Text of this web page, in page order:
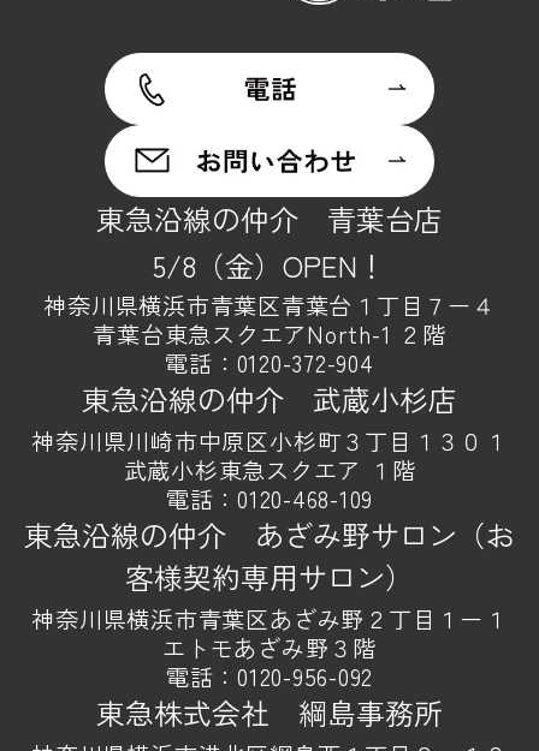
東急沿線の仲介 青葉台店
5/8（金）OPEN！
神奈川県横浜市青葉区青葉台１丁目７ー４
青葉台東急スクエアNorth-1 ２階
電話： 0120-372-904
東急沿線の仲介 武蔵小杉店
神奈川県川崎市中原区小杉町３丁目１３０１
武蔵小杉東急スクエア １階
電話：0120-468-109
東急沿線の仲介 あざみ野サロン（お
客様契約専用サロン）
神奈川県横浜市青葉区あざみ野２丁目１ー１
エトモあざみ野３階
電話：0120-956-092
東急株式会社 綱島事務所